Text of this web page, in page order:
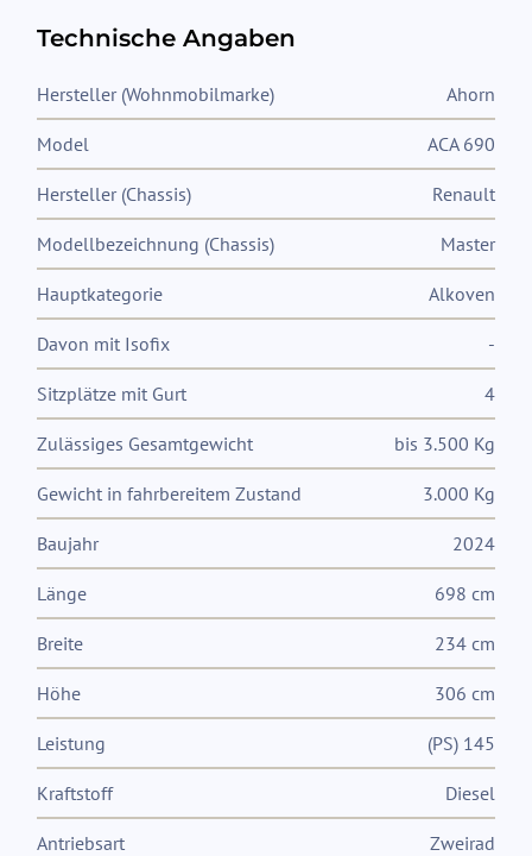
Technische Angaben
Hersteller (Wohnmobilmarke) Ahorn
Model ACA 690
Hersteller (Chassis) Renault
Modellbezeichnung (Chassis) Master
Hauptkategorie Alkoven
Davon mit Isofix -
Sitzplätze mit Gurt 4
Zulässiges Gesamtgewicht bis 3.500 Kg
Gewicht in fahrbereitem Zustand 3.000 Kg
Baujahr 2024
Länge 698 cm
Breite 234 cm
Höhe 306 cm
Leistung (PS) 145
Kraftstoff Diesel
Antriebsart Zweirad